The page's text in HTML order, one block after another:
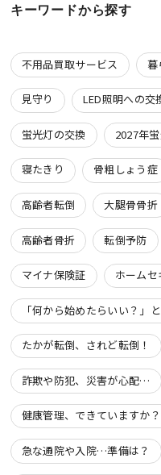
キーワードから探す
不用品買取サービス 暮
見守り LED照明への交
蛍光灯の交換 2027年
寝たきり 骨粗しょう症
高齢者転倒 大腿骨骨折
高齢者骨折 転倒予防
マイナ保険証 ホーム
「何から始めたらいい？」
たかが転倒、されど転倒！
詐欺や防犯、災害が心配…
健康管理、できていますか？
急な通院や入院…準備は？